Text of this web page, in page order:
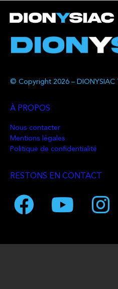
© Copyright 2026 – DIONYSIAC
À PROPOS
Nous contacter
Mentions légales
Politique de confidentialité
RESTONS EN CONTACT